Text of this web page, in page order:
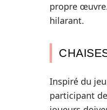
propre
hilarant.
Inspiré du
participant